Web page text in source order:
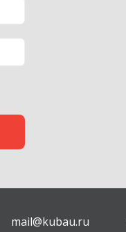
mail@kubau.ru